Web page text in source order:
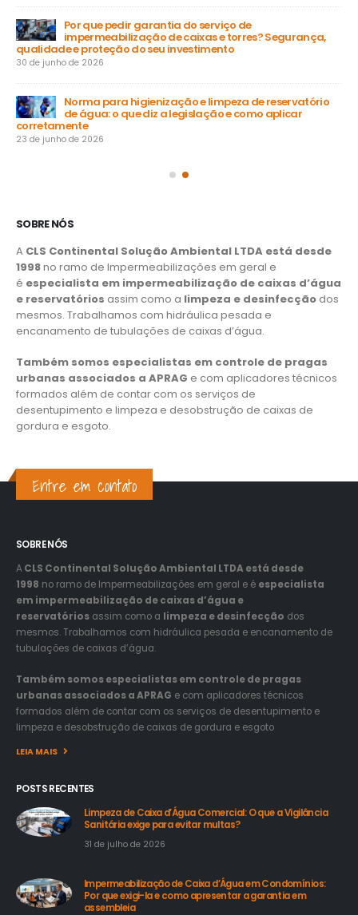
Por que pedir garantia do serviço de
impermeabilização de caixas e torres? Segurança,
qualidade e proteção do seu investimento
30 de junho de 2026
Norma para higienização e limpeza de reservatório
de água: o que diz a legislação e como aplicar
corretamente
23 de junho de 2026
SOBRE NÓS
A CLS Continental Solução Ambiental LTDA está desde
1998no ramo de Impermeabilizações em geral e
é especialista em impermeabilização de caixas d’água
e reservatórios assim como a limpeza e desinfecção dos
mesmos. Trabalhamos com hidráulica pesada e
encanamento de tubulações de caixas d’água.
Também somos especialistas em controle de pragas
urbanas associados a APRAG e com aplicadores técnicos
formados além de contar com os serviços de
desentupimento e limpeza e desobstrução de caixas de
gordura e esgoto.
Entre em contato
SOBRE NÓS
ACLS Continental Solução Ambiental LTDA está desde
1998 no ramo de Impermeabilizações em geral e é especialista
em impermeabilização de caixas d’água e
reservatórios assim como a limpeza e desinfecção dos
mesmos. Trabalhamos com hidráulica pesada e encanamento de
tubulações de caixas d’água.
Também somos especialistas em controle de pragas
urbanas associados a APRAG e com aplicadores técnicos
formados além de contar com os serviços de desentupimento e
limpeza e desobstrução de caixas de gordura e esgoto
LEIA MAIS
POSTS RECENTES
Limpeza de Caixa d’Água Comercial: O que a Vigilância
Sanitária exige para evitar multas?
31 de julho de 2026
Impermeabilização de Caixa d’Água em Condomínios:
Por que exigi-la e como apresentar a garantia em
assembleia